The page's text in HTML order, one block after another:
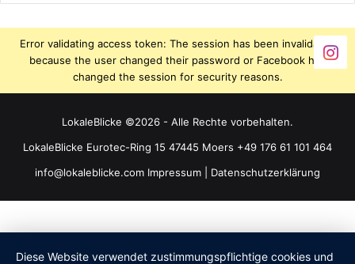
Error validating access token: The session has been invalidated
because the user changed their password or Facebook has
changed the session for security reasons.
LokaleBlicke ©2026 - Alle Rechte vorbehalten.
LokaleBlicke Eurotec-Ring 15 47445 Moers +49 176 61 101 464
info@lokaleblicke.com Impressum Datenschutzerklärung
Diese Website verwendet zustimmungspflichtige cookies und